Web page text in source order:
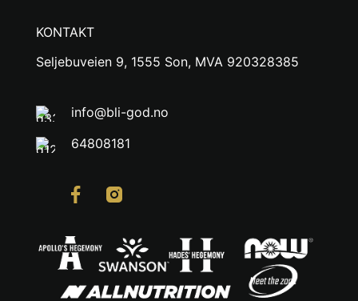
KONTAKT
Seljebuveien 9, 1555 Son, MVA 920328385
info@bli-god.no
64808181